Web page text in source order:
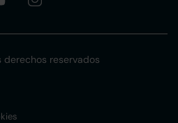
derechos reservados